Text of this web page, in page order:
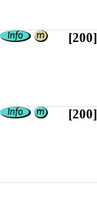
[200]
[200]